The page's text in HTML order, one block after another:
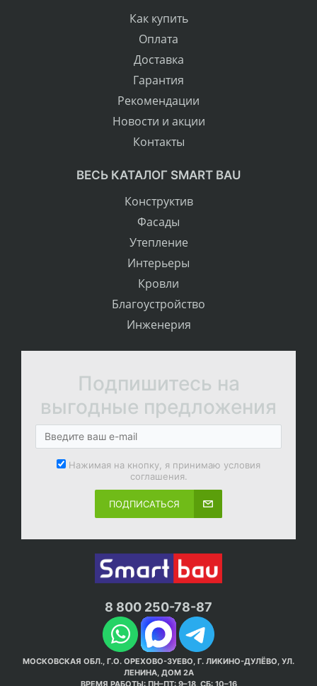
Как купить
Оплата
Доставка
Гарантия
Рекомендации
Новости и акции
Контакты
ВЕСЬ КАТАЛОГ SMART BAU
Конструктив
Фасады
Утепление
Интерьеры
Кровли
Благоустройство
Инженерия
Подпишитесь на
выгодные предложения
Нажимая на кнопку, я принимаю условия
соглашения.
ПОДПИСАТЬСЯ
8 800 250-78-87
МОСКОВСКАЯ ОБЛ., Г.О. ОРЕХОВО-ЗУЕВО, Г. ЛИКИНО-ДУЛЁВО, УЛ.
ЛЕНИНА, ДОМ 2А